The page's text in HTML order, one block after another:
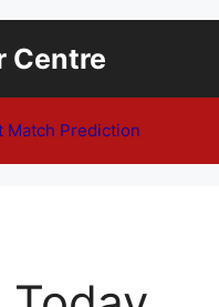
Centre
Match Prediction